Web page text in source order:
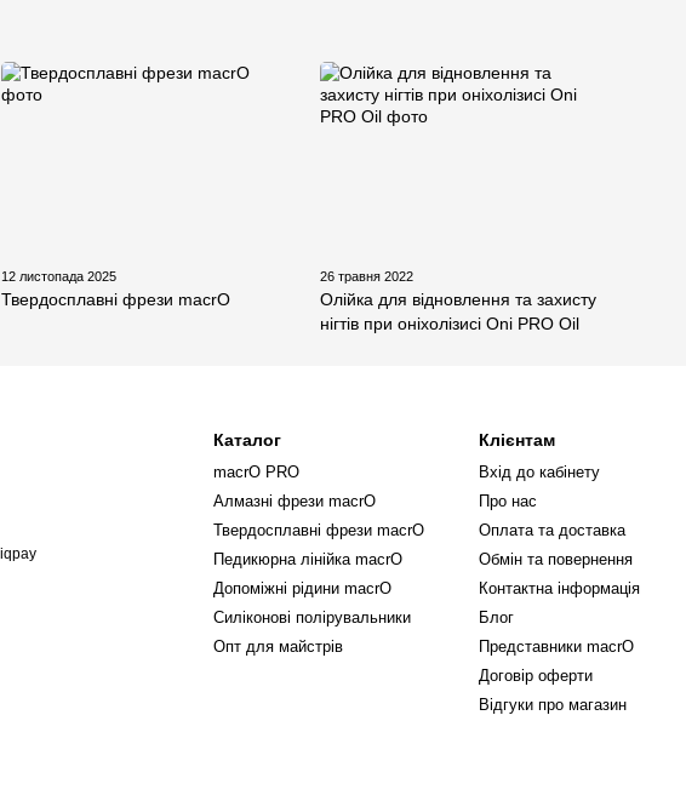
12 листопада 2025
Твердосплавні фрези macrO
26 травня 2022
Олійка для відновлення та захисту
нігтів при оніхолізисі Oni PRO Oil
Каталог
macrO PRO
Алмазні фрези macrO
Твердосплавні фрези macrO
Педикюрна лінійка macrO
Допоміжні рідини macrO
Силіконові полірувальники
Опт для майстрів
Клієнтам
Вхід до кабінету
Про нас
Оплата та доставка
Обмін та повернення
Контактна інформація
Блог
Представники macrO
Договір оферти
Відгуки про магазин